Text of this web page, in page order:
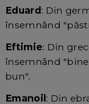
Eduard: Din
însemnând
Eftimie: Din
însemnând
bun".
Emanoil: Din